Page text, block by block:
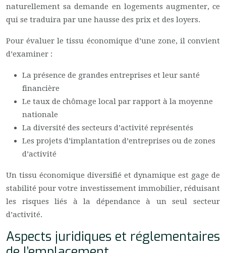
naturellement sa demande en logements augmenter, ce
qui se traduira par une hausse des prix et des loyers.
Pour évaluer le tissu économique d’une zone, il convient
d’examiner :
La présence de grandes entreprises et leur santé
financière
Le taux de chômage local par rapport à la moyenne
nationale
La diversité des secteurs d’activité représentés
Les projets d’implantation d’entreprises ou de zones
d’activité
Un tissu économique diversifié et dynamique est gage de
stabilité pour votre investissement immobilier, réduisant
les risques liés à la dépendance à un seul secteur
d’activité.
Aspects juridiques et réglementaires